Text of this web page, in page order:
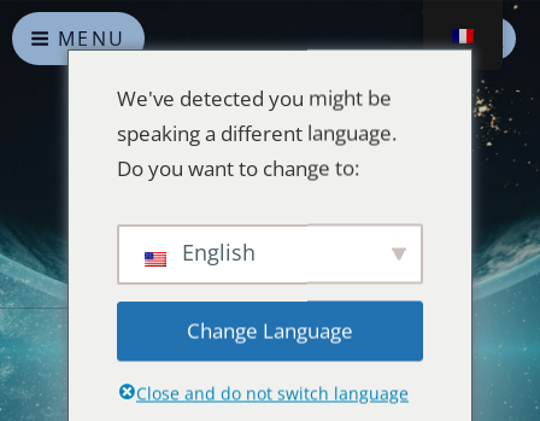
MENU
Alliances Célestes
Que la paix prévale sur la Terre et dans l'Univers
We've detected you might be
speaking a different language.
Do you want to change to:
English
Change Language
Close and do not switch language